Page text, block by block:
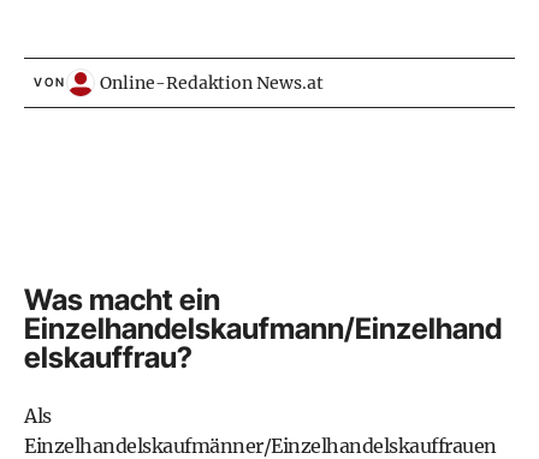
VON Online-Redaktion News.at
Was macht ein
Einzelhandelskaufmann/Einzelhand
elskauffrau?
Als
Einzelhandelskaufmänner/Einzelhandelskauffrauen